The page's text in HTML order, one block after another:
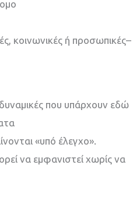
κοινωνικές ή προσωπικές–
που υπάρχουν εδώ
«υπό έλεγχο».
να εμφανιστεί χωρίς να